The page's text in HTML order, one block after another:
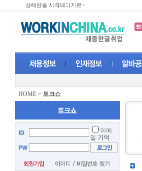
상해탄을 시작페이지로~
HOME > 토크쇼
이메
일 기억